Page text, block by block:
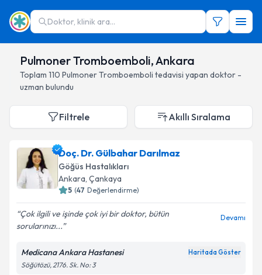
Doktor, klinik ara...
Pulmoner Tromboemboli, Ankara
Toplam 110 Pulmoner Tromboemboli tedavisi yapan doktor -
uzman bulundu
Filtrele Akıllı Sıralama
Doç. Dr. Gülbahar Darılmaz
Göğüs Hastalıkları
Ankara, Çankaya
5 (47 Değerlendirme)
Çok ilgili ve işinde çok iyi bir doktor, bütün
sorularınızı...
Devamı
Medicana Ankara Hastanesi Haritada Göster
Söğütözü, 2176. Sk. No: 3